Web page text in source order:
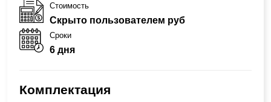
Стоимость
Скрыто пользователем руб
Сроки
6 дня
Комплектация